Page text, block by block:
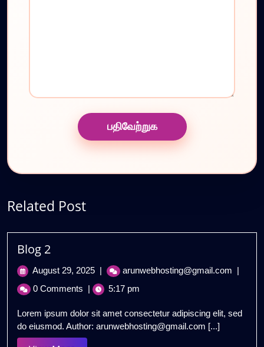
Related Post
Blog 2
August 29, 2025 August
2025
| arunwebhosting@gmail.com Blog
|
0 Comments | 5:17 pm
Lorem ipsum dolor sit amet consectetur adipiscing elit, sed
do eiusmod. Author: arunwebhosting@gmail.com [...]